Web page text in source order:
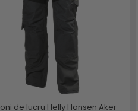
de lucru Helly Hansen Aker